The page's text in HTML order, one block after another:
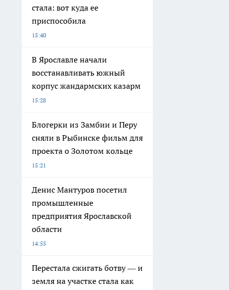
стала: вот куда ее
приспособила
15:40
В Ярославле начали
восстанавливать южный
корпус жандармских казарм
15:28
Блогерки из Замбии и Перу
сняли в Рыбинске фильм для
проекта о Золотом кольце
15:21
Денис Мантуров посетил
промышленные
предприятия Ярославской
области
14:55
Перестала сжигать ботву — и
земля на участке стала как